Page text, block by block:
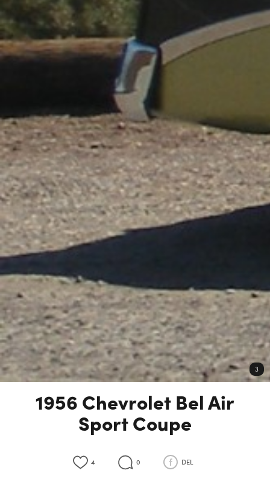
3
1956 Chevrolet Bel Air
Sport Coupe
4 0 DEL